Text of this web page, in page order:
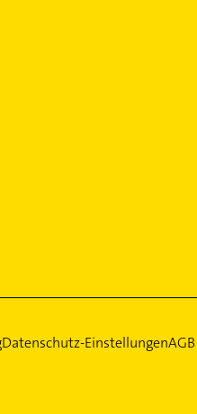
Datenschutz-EinstellungenAGB